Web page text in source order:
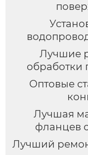
Лучшие
обработки
Оптовые
Лучшая
фланцев
Лучший